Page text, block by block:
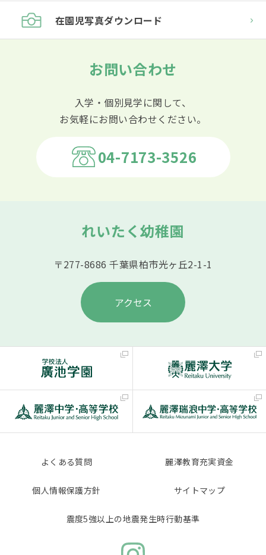
在園児写真ダウンロード
お問い合わせ
入学・個別見学に関して、
お気軽にお問い合わせください。
04-7173-3526
れいたく幼稚園
〒277-8686 千葉県柏市光ヶ丘2-1-1
アクセス
よくある質問 麗澤教育充実資金
個人情報保護方針 サイトマップ
震度5強以上の地震発生時行動基準